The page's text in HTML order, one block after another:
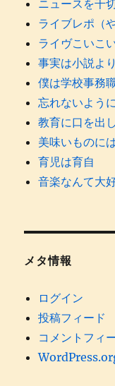
ニュースを千
ライブレポ（
ライヴこいこ
事実は小説よ
僕は学校事務
忘れないよう
教育に口を出
美味いものに
育児は育自
音楽なんて大
メタ情報
ログイン
投稿フィード
コメントフィ